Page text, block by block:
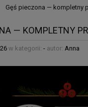
Gęś pieczona — kompletny
— KOMPLETNY
w kategorii: - autor: Anna